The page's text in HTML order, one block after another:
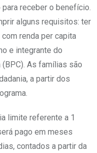
receber o benefício.
alguns requisitos: ter
renda per capita
e integrante do
As famílias são
a partir dos
limite referente a 1
pago em meses
contados a partir da